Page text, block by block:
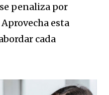
penaliza por
esta
cada